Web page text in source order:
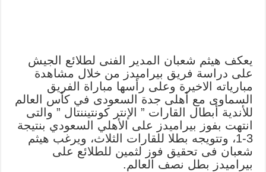
يعكف هيثم شعبان المدير الفنى لطلائع الجيش
على دراسة فريق بيراميدز من خلال مشاهدة
مبارياته الاخيرة وعلى رأسها مباراة الفريق
السماوى مع أهلى جدة السعودى في كأس العالم
للأندية أبطال القارات ” الإنتر كونتيننتال ” والتى
انتهت بفوز بيراميدز على الأهلي السعودي بنتيجة
3-1، وتتويجه بطلا للقارات الثلاث، ويرغب هيثم
شعبان فى تحقيق فوز لثمين للطلائع على
بيراميدز بطل نصف العالم.